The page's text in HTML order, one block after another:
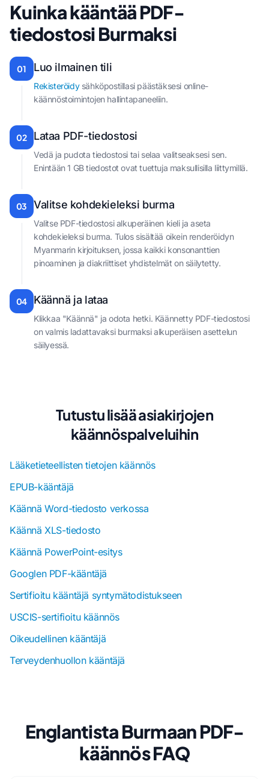
Kuinka kääntää PDF-
tiedostosi Burmaksi
01 Luo ilmainen tili
Rekisteröidysähköpostillasi päästäksesi online-
käännöstoimintojen hallintapaneeliin.
02 Lataa PDF-tiedostosi
Vedä ja pudota tiedostosi tai selaa valitseaksesi sen.
Enintään 1 GB tiedostot ovat tuettuja maksullisilla liittymillä.
03 Valitse kohdekieleksi burma
Valitse PDF-tiedostosi alkuperäinen kieli ja aseta
kohdekieleksi burma. Tulos sisältää oikein renderöidyn
Myanmarin kirjoituksen, jossa kaikki konsonanttien
pinoaminen ja diakriittiset yhdistelmät on säilytetty.
04 Käännä ja lataa
Klikkaa "Käännä" ja odota hetki. Käännetty PDF-tiedostosi
on valmis ladattavaksi burmaksi alkuperäisen asettelun
säilyessä.
Tutustu lisää asiakirjojen
käännöspalveluihin
Lääketieteellisten tietojen käännös
EPUB-kääntäjä
Käännä Word-tiedosto verkossa
Käännä XLS-tiedosto
Käännä PowerPoint-esitys
Googlen PDF-kääntäjä
Sertifioitu kääntäjä syntymätodistukseen
USCIS-sertifioitu käännös
Oikeudellinen kääntäjä
Terveydenhuollon kääntäjä
Englantista Burmaan PDF-
käännös FAQ